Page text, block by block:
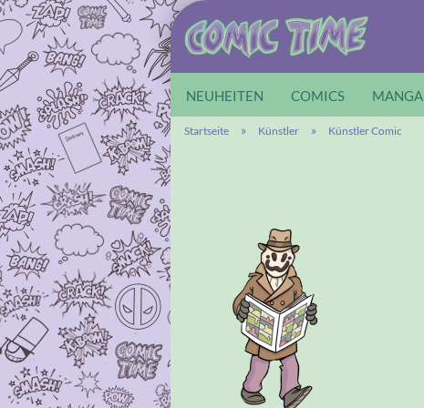
NEUHEITEN COMICS MANGA
Startseite » Künstler » Künstler Comic